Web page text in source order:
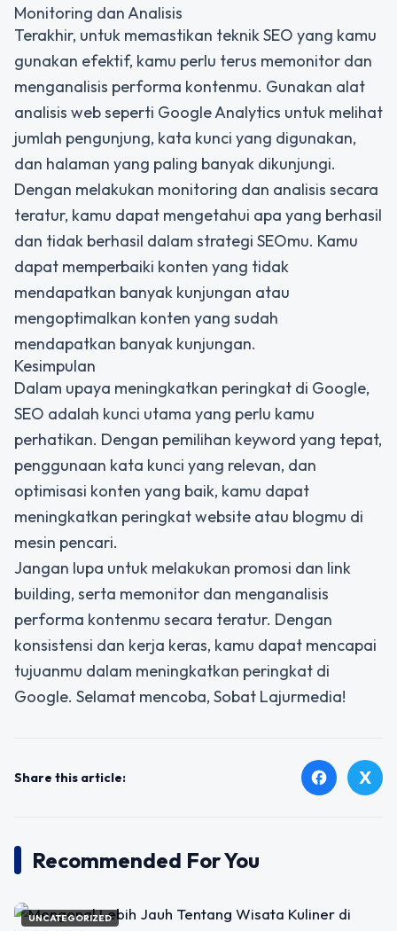
Monitoring dan Analisis
Terakhir, untuk memastikan teknik SEO yang kamu
gunakan efektif, kamu perlu terus memonitor dan
menganalisis performa kontenmu. Gunakan alat
analisis web seperti Google Analytics untuk melihat
jumlah pengunjung, kata kunci yang digunakan,
dan halaman yang paling banyak dikunjungi.
Dengan melakukan monitoring dan analisis secara
teratur, kamu dapat mengetahui apa yang berhasil
dan tidak berhasil dalam strategi SEOmu. Kamu
dapat memperbaiki konten yang tidak
mendapatkan banyak kunjungan atau
mengoptimalkan konten yang sudah
mendapatkan banyak kunjungan.
Kesimpulan
Dalam upaya meningkatkan peringkat di Google,
SEO adalah kunci utama yang perlu kamu
perhatikan. Dengan pemilihan keyword yang tepat,
penggunaan kata kunci yang relevan, dan
optimisasi konten yang baik, kamu dapat
meningkatkan peringkat website atau blogmu di
mesin pencari.
Jangan lupa untuk melakukan promosi dan link
building, serta memonitor dan menganalisis
performa kontenmu secara teratur. Dengan
konsistensi dan kerja keras, kamu dapat mencapai
tujuanmu dalam meningkatkan peringkat di
Google. Selamat mencoba, Sobat Lajurmedia!
Share this article: facebook X
Recommended For You
UNCATEGORIZED